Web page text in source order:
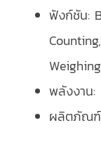
ฟังก์ชัน:
Weighing
พลังงาน:
ผลิตภัณฑ์